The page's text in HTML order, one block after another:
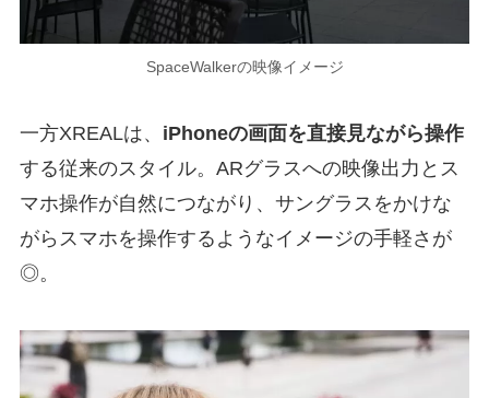
SpaceWalkerの映像イメージ
一方XREALは、 iPhoneの画面を直接見ながら操作
する従来のスタイル。ARグラスへの映像出力とス
マホ操作が自然につながり、サングラスをかけな
がらスマホを操作するようなイメージの手軽さが
◎。